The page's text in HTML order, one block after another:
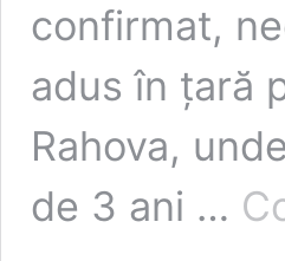
confirmat,
adus în țară
Rahova,
de 3 ani …